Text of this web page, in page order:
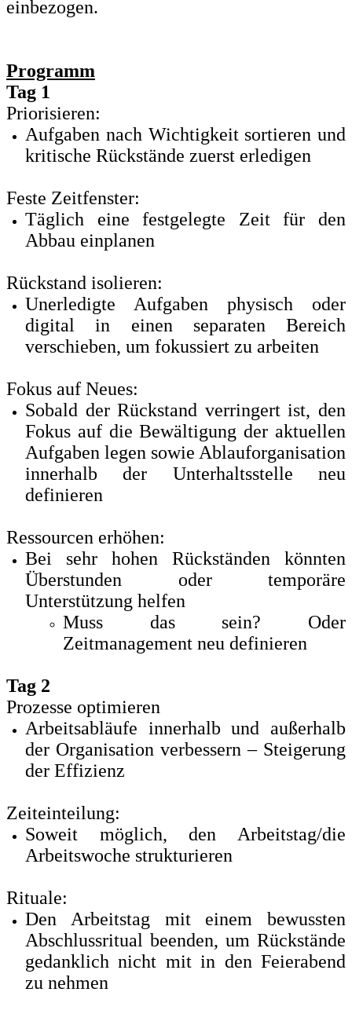
einbezogen.
Programm
Tag 1
Priorisieren:
Aufgaben nach Wichtigkeit sortieren und
kritische Rückstände zuerst erledigen
Feste Zeitfenster:
Täglich eine festgelegte Zeit für den
Abbau einplanen
Rückstand isolieren:
Unerledigte Aufgaben physisch oder
digital in einen separaten Bereich
verschieben, um fokussiert zu arbeiten
Fokus auf Neues:
Sobald der Rückstand verringert ist, den
Fokus auf die Bewältigung der aktuellen
Aufgaben legen sowie Ablauforganisation
innerhalb der Unterhaltsstelle neu
definieren
Ressourcen erhöhen:
Bei sehr hohen Rückständen könnten
Überstunden oder temporäre
Unterstützung helfen
Muss das sein? Oder
Zeitmanagement neu definieren
Tag 2
Prozesse optimieren
Arbeitsabläufe innerhalb und außerhalb
der Organisation verbessern – Steigerung
der Effizienz
Zeiteinteilung:
Soweit möglich, den Arbeitstag/die
Arbeitswoche strukturieren
Rituale:
Den Arbeitstag mit einem bewussten
Abschlussritual beenden, um Rückstände
gedanklich nicht mit in den Feierabend
zu nehmen